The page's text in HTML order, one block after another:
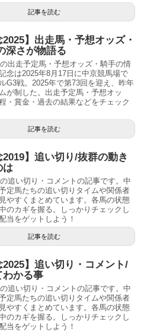
記事を読む
2025】出走馬・予想オッズ・
深さが物語る
出走予定馬・予想オッズ・騎手の情
念は2025年8月17日に中京競馬場で
G3戦。2025年で第73回を迎え、昨年
が制した。出走予定馬・予想オッ
・賞金・過去の結果などをチェック
記事を読む
2019】追い切り/抜群の動き
は
追い切り・コメントの記事です。中
定馬たちの追い切りタイムや関係者
やすくまとめています。各馬の状態
のカギを握る。しっかりチェックし
当をゲットしよう！
記事を読む
2025】追い切り・コメント/
わかる事
追い切り・コメントの記事です。中
定馬たちの追い切りタイムや関係者
やすくまとめています。各馬の状態
のカギを握る。しっかりチェックし
当をゲットしよう！